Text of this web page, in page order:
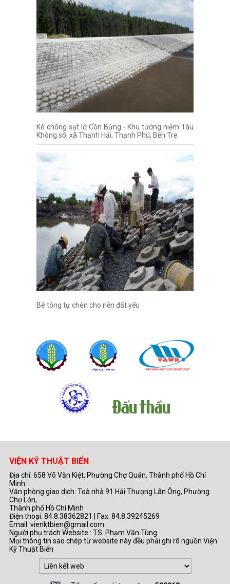
Kè chống sạt lở Cồn Bửng - Khu tưởng niệm Tàu
Không số, xã Thạnh Hải, Thạnh Phú, Bến Tre
Bê tông tự chèn cho nền đất yếu
VIỆN KỸ THUẬT BIỂN
Địa chỉ: 658 Võ Văn Kiệt, Phường Chợ Quán, Thành phố Hồ Chí
Minh.
Văn phòng giao dịch: Toà nhà 91 Hải Thượng Lãn Ông, Phường
Chợ Lớn,
Thành phố Hồ Chí Minh
Điện thoại: 84.8.38362821 | Fax: 84.8.39245269
Email: vienktbien@gmail.com
Người phụ trách Website : TS. Phạm Văn Tùng
Mọi thông tin sao chép từ website này đều phải ghi rõ nguồn Viện
Kỹ Thuật Biển